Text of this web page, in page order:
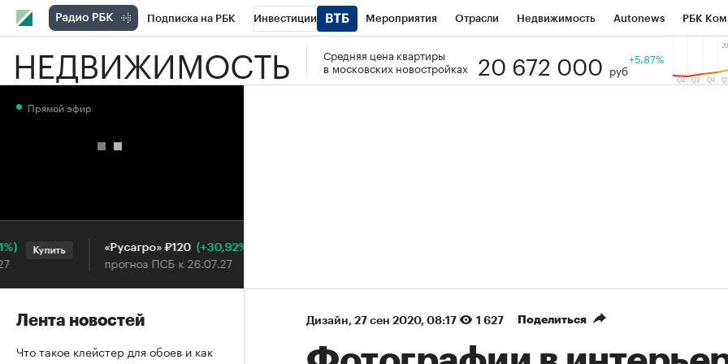
Подписка на РБК Инвестиции Мероприятия Отрасли Недвижимость Autonews РБК
РБК Вино Спорт Школа управления РБК РБК Образование Тренды
НЕДВИЖИМОСТЬ
Средняя цена квартиры
в московских новостройках
20 672 000 руб
+5.87%
Дизайн⁠, 27 сен 2020, 08:17 1 627 Поделиться
Прямой эфир
Купить «Русагро» ₽120 (+30,92%)
прогноз ПСБ к 26.07.27
Купить
Лента новостей
Что такое клейстер для обоев и как